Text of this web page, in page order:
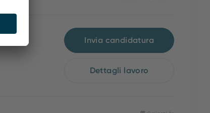
Invia candidatura
Dettagli lavoro